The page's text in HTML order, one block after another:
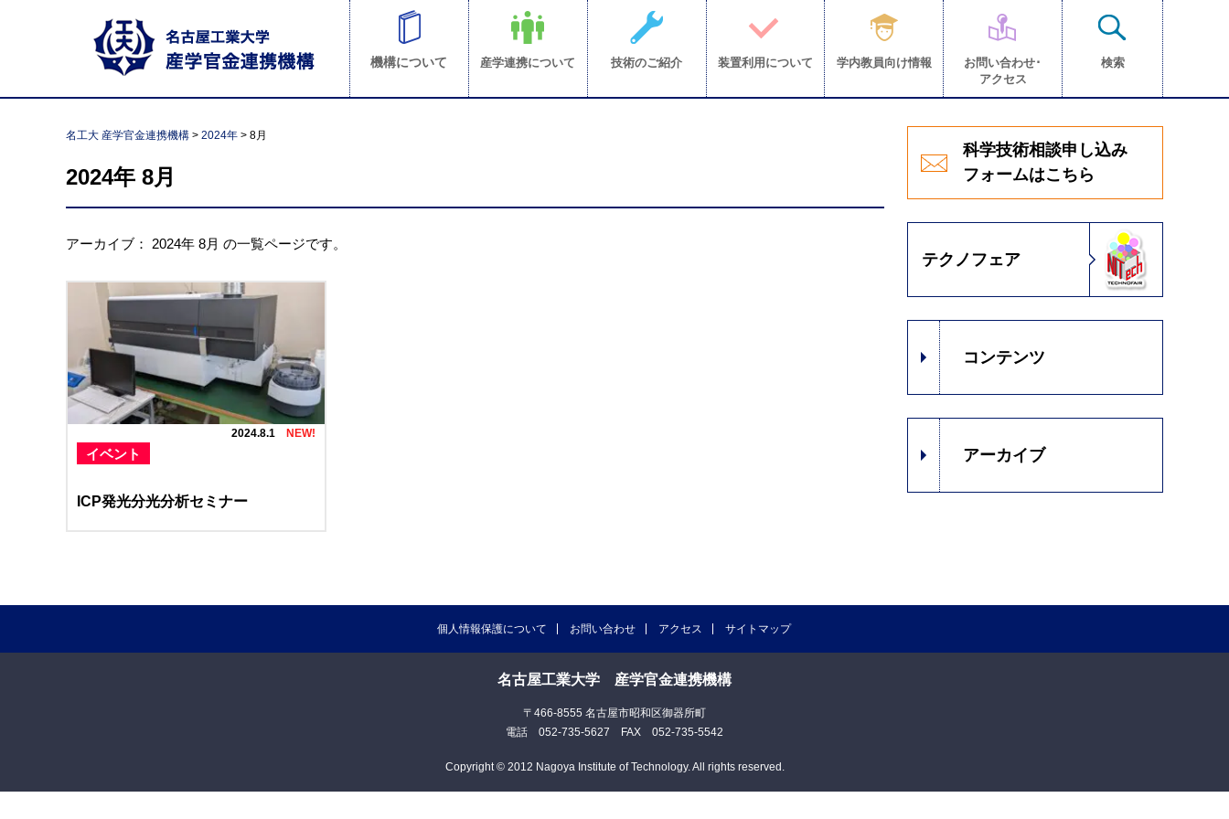
機構について 産学連携について 技術のご紹介 装置利用について 学内教員向け情報
お問い合わせ･
アクセス
検索
名工大 産学官金連携機構 > 2024年 > 8月
2024年 8月
アーカイブ： 2024年 8月 の一覧ページです。
2024.8.1
イベント
ICP発光分光分析セミナー
科学技術相談申し込み
フォームはこちら
テクノフェア
コンテンツ
アーカイブ
個人情報保護について お問い合わせ アクセス サイトマップ
名古屋工業大学 産学官金連携機構
〒466-8555 名古屋市昭和区御器所町
電話 052-735-5627 FAX 052-735-5542
Copyright © 2012 Nagoya Institute of Technology. All rights reserved.